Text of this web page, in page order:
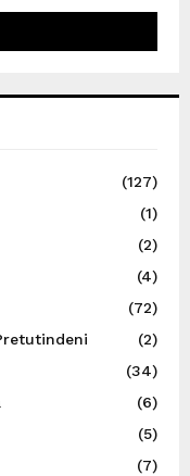
(127)
(1)
(2)
(4)
(72)
(2)
(34)
(6)
(5)
(7)